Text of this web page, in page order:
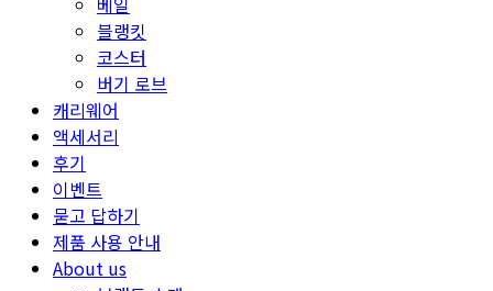
블랭킷
코스터
버기 로브
캐리웨어
액세서리
후기
이벤트
묻고 답하기
제품 사용 안내
About us